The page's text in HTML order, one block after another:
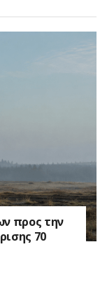
προς την
70